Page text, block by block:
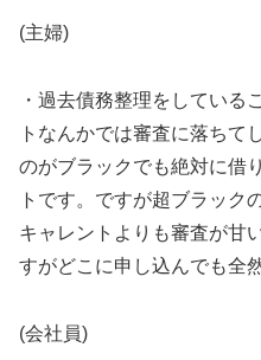
(主婦)
・過去債務整理をしている
トなんかでは審査に落ちて
のがブラックでも絶対に借
トです。ですが超ブラック
キャレントよりも審査が甘
すがどこに申し込んでも全
(会社員)